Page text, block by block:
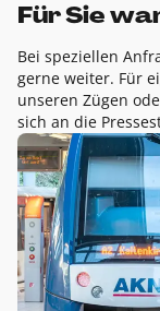
Für Sie
Bei speziellen
gerne weiter. Für
unseren Zügen
sich an die